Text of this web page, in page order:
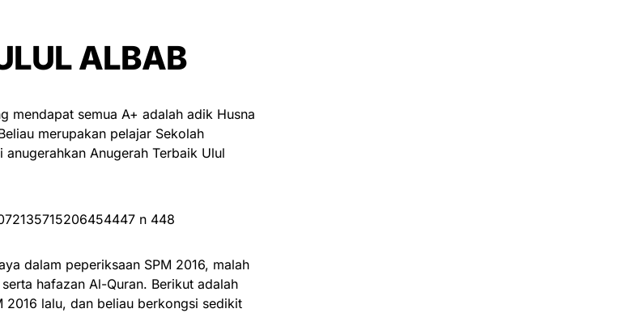
ALBAB
mendapat semua A+ adalah adik Husna
merupakan pelajar Sekolah
Anugerah Terbaik Ulul
dalam peperiksaan SPM 2016, malah
hafazan Al-Quran. Berikut adalah
2016 lalu, dan beliau berkongsi sedikit